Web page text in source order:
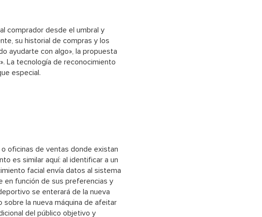
comprador desde el umbral y
su historial de compras y los
ayudarte con algo», la propuesta
La tecnología de reconocimiento
especial.
oficinas de ventas donde existan
es similar aquí: al identificar a un
facial envía datos al sistema
en función de sus preferencias y
se enterará de la nueva
la nueva máquina de afeitar
del público objetivo y